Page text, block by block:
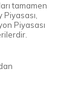
tamamen
Piyasası,
Piyasası